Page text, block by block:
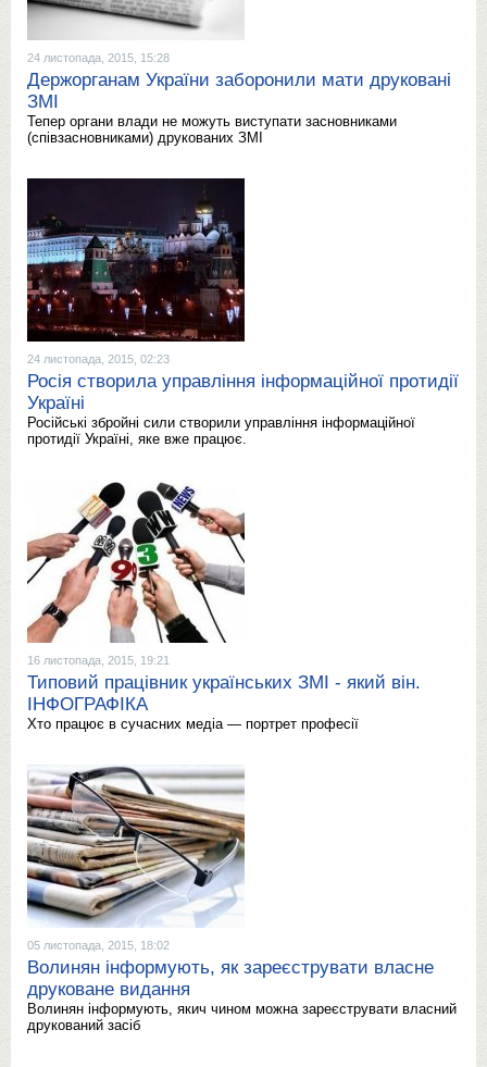
24 листопада, 2015, 15:28
Держорганам України заборонили мати друковані
ЗМІ
Тепер органи влади не можуть виступати засновниками
(співзасновниками) друкованих ЗМІ
24 листопада, 2015, 02:23
Росія створила управління інформаційної протидії
Україні
Російські збройні сили створили управління інформаційної
протидії Україні, яке вже працює.
16 листопада, 2015, 19:21
Типовий працівник українських ЗМІ - який він.
ІНФОГРАФІКА
Хто працює в сучасних медіа — портрет професії
05 листопада, 2015, 18:02
Волинян інформують, як зареєструвати власне
друковане видання
Волинян інформують, якич чином можна зареєструвати власний
друкований засіб